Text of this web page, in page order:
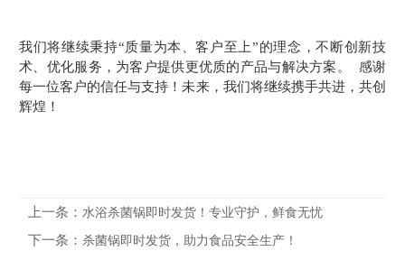
我们将继续秉持“质量为本、客户至上”的理念，不断创新技
术、优化服务，为客户提供更优质的产品与解决方案。 感谢
每一位客户的信任与支持！未来，我们将继续携手共进，共创
辉煌！
上一条： 水浴杀菌锅即时发货！专业守护，鲜食无忧
下一条：杀菌锅即时发货，助力食品安全生产！